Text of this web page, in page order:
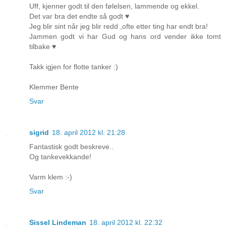
Uff, kjenner godt til den følelsen, lammende og ekkel.
Det var bra det endte så godt ♥
Jeg blir sint når jeg blir redd ,ofte etter ting har endt bra!
Jammen godt vi har Gud og hans ord vender ikke tomt
tilbake ♥
Takk igjen for flotte tanker :)
Klemmer Bente
Svar
sigrid 18. april 2012 kl. 21:28
Fantastisk godt beskreve..
Og tankevekkande!
Varm klem :-)
Svar
Sissel Lindeman 18. april 2012 kl. 22:32